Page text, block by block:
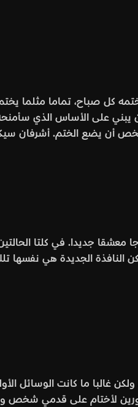
كل صباح، تماما مثلما
على الأساس الذي
أن يضع الختم. أشرفان
جديدا. في كلتا
الجديدة هي نفسها
غالبا ما كانت الوسائل
لأختام على قدمي شخص